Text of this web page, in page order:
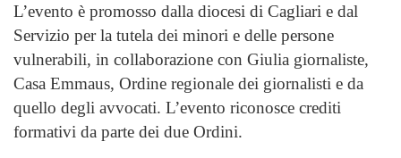
L’evento è promosso dalla diocesi di Cagliari e dal
Servizio per la tutela dei minori e delle persone
vulnerabili, in collaborazione con Giulia giornaliste,
Casa Emmaus, Ordine regionale dei giornalisti e da
quello degli avvocati. L’evento riconosce crediti
formativi da parte dei due Ordini.